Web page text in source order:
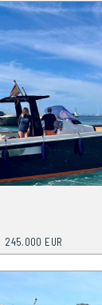
245.000 EUR